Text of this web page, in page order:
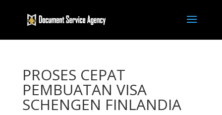
PROSES CEPAT
PEMBUATAN VISA
SCHENGEN FINLANDIA